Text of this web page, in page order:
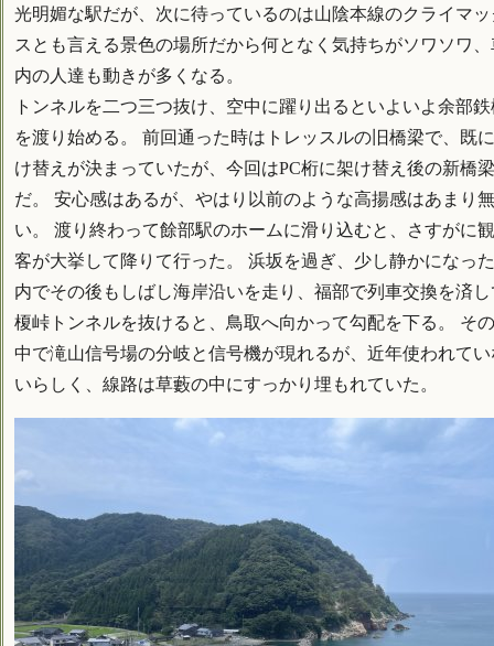
光明媚な駅だが、次に待っているのは山陰本線のクライマッ
スとも言える景色の場所だから何となく気持ちがソワソワ、
内の人達も動きが多くなる。
トンネルを二つ三つ抜け、空中に躍り出るといよいよ余部
を渡り始める。 前回通った時はトレッスルの旧橋梁で、既
け替えが決まっていたが、今回はPC桁に架け替え後の新橋梁
だ。 安心感はあるが、やはり以前のような高揚感はあまり無
い。 渡り終わって餘部駅のホームに滑り込むと、さすがに
客が大挙して降りて行った。 浜坂を過ぎ、少し静かになっ
内でその後もしばし海岸沿いを走り、福部で列車交換を済し
榎峠トンネルを抜けると、鳥取へ向かって勾配を下る。 そ
中で滝山信号場の分岐と信号機が現れるが、近年使われてい
いらしく、線路は草藪の中にすっかり埋もれていた。